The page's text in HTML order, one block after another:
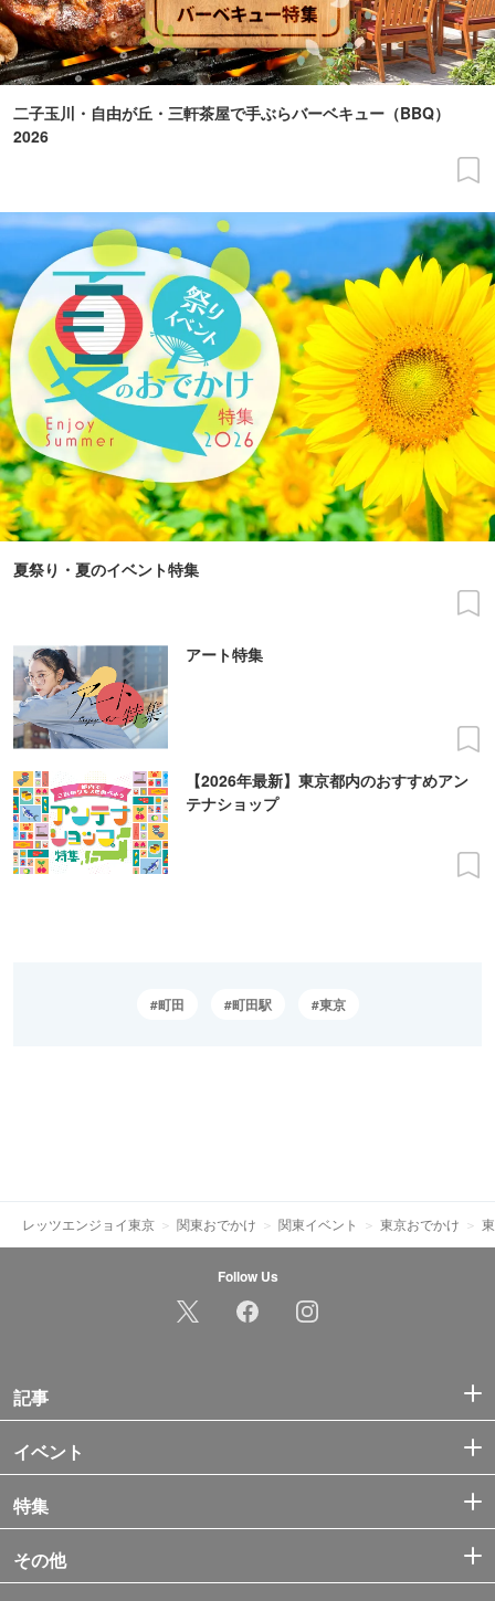
二子玉川・自由が丘・三軒茶屋で手ぶらバーベキュー（BBQ）
2026
夏祭り・夏のイベント特集
アート特集
【2026年最新】東京都内のおすすめアン
テナショップ
町田 町田駅 東京
レッツエンジョイ東京 関東おでかけ 関東イベント 東京おでかけ
Follow Us
記事
イベント
特集
その他